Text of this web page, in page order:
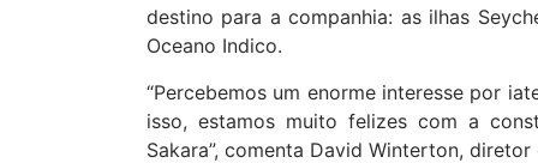
destino para a companhia: as ilhas
Oceano Indico.
“Percebemos um enorme interesse por
isso, estamos muito felizes com a
Sakara”, comenta David Winterton,